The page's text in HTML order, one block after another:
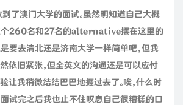
到了澳门大学的面试。虽然明知道自己大概
个260名和27名的alternative摆在这里的
要去清北还是济南大学一样简单吧，但我
依旧紧张，但全英文的沟通还是可以应付
让我稍微结结巴巴地捱过去了。唉，什么时
试完之后我也止不住叹息自己很糟糕的口